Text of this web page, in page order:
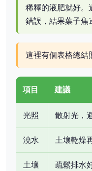
稀釋的液肥就好。
錯誤，結果葉子焦
這裡有個表格總結
項目 建議
光照 散射光，
澆水 土壤乾燥
土壤 疏鬆排水